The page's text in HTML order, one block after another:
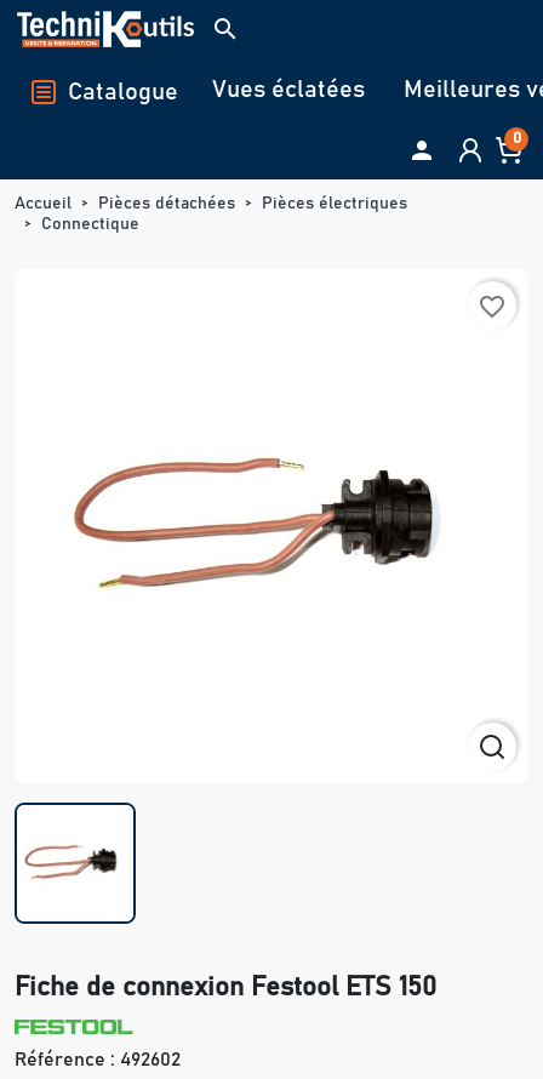
Panneau de gestion des cookies
search
Catalogue Vues éclatées Meilleures
 0
Accueil Pièces détachées
Pièces électriques
Connectique
favorite_border
Fiche de connexion Festool ETS 150
Référence : 492602